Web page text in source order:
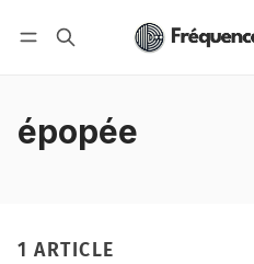
Nous
épopée
1 ARTICLE